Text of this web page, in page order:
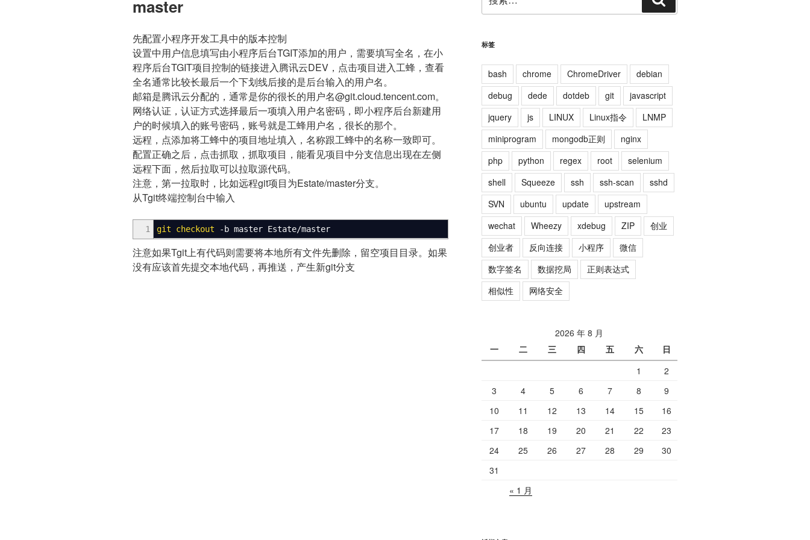
master
先配置小程序开发工具中的版本控制
设置中用户信息填写由小程序后台TGIT添加的用户，需要填写全名，在小
程序后台TGIT项目控制的链接进入腾讯云DEV，点击项目进入工蜂，查看
全名通常比较长最后一个下划线后接的是后台输入的用户名。
邮箱是腾讯云分配的，通常是你的很长的用户名@git.cloud.tencent.com。
网络认证，认证方式选择最后一项填入用户名密码，即小程序后台新建用
户的时候填入的账号密码，账号就是工蜂用户名，很长的那个。
远程，点添加将工蜂中的项目地址填入，名称跟工蜂中的名称一致即可。
配置正确之后，点击抓取，抓取项目，能看见项目中分支信息出现在左侧
远程下面，然后拉取可以拉取源代码。
注意，第一拉取时，比如远程git项目为Estate/master分支。
从Tgit终端控制台中输入
1 git checkout -b master Estate/master
注意如果Tgit上有代码则需要将本地所有文件先删除，留空项目目录。如果
没有应该首先提交本地代码，再推送，产生新git分支
索：
索
标签
bash chrome ChromeDriver
debian
debug
dede dotdeb git
javascript
jquery
js LINUX Linux指令
LNMP
miniprogram
mongodb正则
nginx
php
python regex root
selenium
shell
Squeeze ssh ssh-scan
sshd
SVN
ubuntu update
upstream
wechat
Wheezy xdebug ZIP
创业
创业者
反向连接 小程序
微信
数字签名
数据挖局
正则表达式
相似性
网络安全
2026 年 8 月
一
二 三 四 五 六
日
1
2
3
4 5 6 7 8
9
10
11 12 13 14 15
16
17
18 19 20 21 22
23
24
25 26 27 28 29
30
31
« 1 月